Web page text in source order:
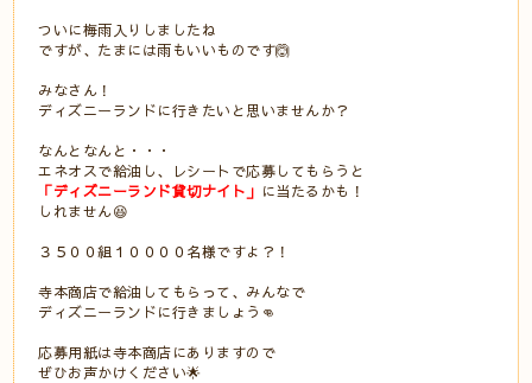
ついに梅雨入りしましたね
ですが、たまには雨もいいものです🙆
みなさん！
ディズニーランドに行きたいと思いませんか？
なんとなんと・・・
エネオスで給油し、レシートで応募してもらうと
「ディズニーランド貸切ナイト」 に当たるかも！
しれません😆
３５００組１００００名様ですよ？！
寺本商店で給油してもらって、みんなで
ディズニーランドに行きましょう👊
応募用紙は寺本商店にありますので
ぜひお声かけください🌟